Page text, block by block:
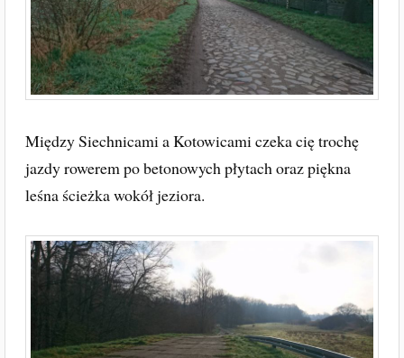
Między Siechnicami a Kotowicami czeka cię trochę
jazdy rowerem po betonowych płytach oraz piękna
leśna ścieżka wokół jeziora.